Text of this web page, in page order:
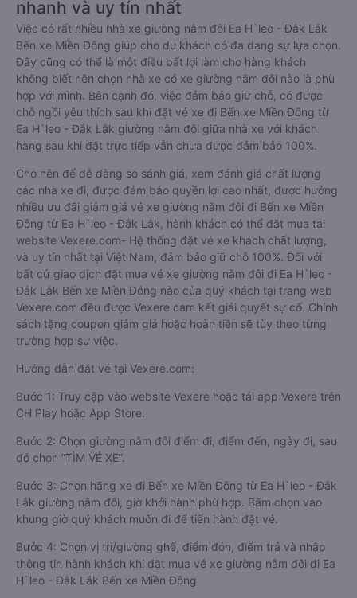
nhanh và uy tín nhất
Việc có rất nhiều nhà xe giường nằm đôi Ea H`leo - Đắk Lắk
Bến xe Miền Đông giúp cho du khách có đa dạng sự lựa chọn.
Đây cũng có thể là một điều bất lợi làm cho hàng khách
không biết nên chọn nhà xe có xe giường nằm đôi nào là phù
hợp với mình. Bên cạnh đó, việc đảm bảo giữ chỗ, có được
chỗ ngồi yêu thích sau khi đặt vé xe đi Bến xe Miền Đông từ
Ea H`leo - Đắk Lắk giường nằm đôi giữa nhà xe với khách
hàng sau khi đặt trực tiếp vẫn chưa được đảm bảo 100%.
Cho nên để dễ dàng so sánh giá, xem đánh giá chất lượng
các nhà xe đi, được đảm bảo quyền lợi cao nhất, được hưởng
nhiều ưu đãi giảm giá vé xe giường nằm đôi đi Bến xe Miền
Đông từ Ea H`leo - Đắk Lắk, hành khách có thể đặt mua tại
website Vexere.com- Hệ thống đặt vé xe khách chất lượng,
và uy tín nhất tại Việt Nam, đảm bảo giữ chỗ 100%. Đối với
bất cứ giao dịch đặt mua vé xe giường nằm đôi đi Ea H`leo -
Đắk Lắk Bến xe Miền Đông nào của quý khách tại trang web
Vexere.com đều được Vexere cam kết giải quyết sự cố. Chính
sách tặng coupon giảm giá hoặc hoàn tiền sẽ tùy theo từng
trường hợp sự việc.
Hướng dẫn đặt vé tại Vexere.com:
Bước 1: Truy cập vào website Vexere hoặc tải app Vexere trên
CH Play hoặc App Store.
Bước 2: Chọn giường nằm đôi điểm đi, điểm đến, ngày đi, sau
đó chọn “TÌM VÉ XE”.
Bước 3: Chọn hãng xe đi Bến xe Miền Đông từ Ea H`leo - Đắk
Lắk giường nằm đôi, giờ khởi hành phù hợp. Bấm chọn vào
khung giờ quý khách muốn đi để tiến hành đặt vé.
Bước 4: Chọn vị trí/giường ghế, điểm đón, điểm trả và nhập
thông tin hành khách khi đặt mua vé xe giường nằm đôi đi Ea
H`leo - Đắk Lắk Bến xe Miền Đông